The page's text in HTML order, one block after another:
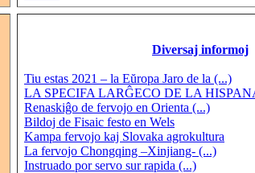
Diversaj informoj
Tiu estas 2021 – la Eŭropa Jaro de la (...)
LA SPECIFA LARĜECO DE LA
Renaskiĝo de fervojo en Orienta (...)
Bildoj de Fisaic festo en Wels
Kampa fervojo kaj Slovaka agrokultura
La fervojo Chongqing –Xinjiang- (...)
Instruado por servo sur rapida (...)